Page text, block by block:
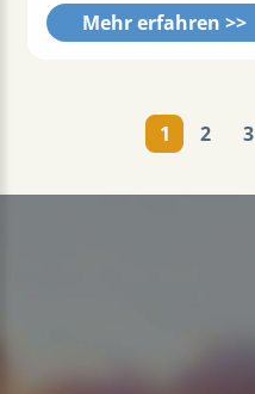
Mehr erfahren >>
1 2 3